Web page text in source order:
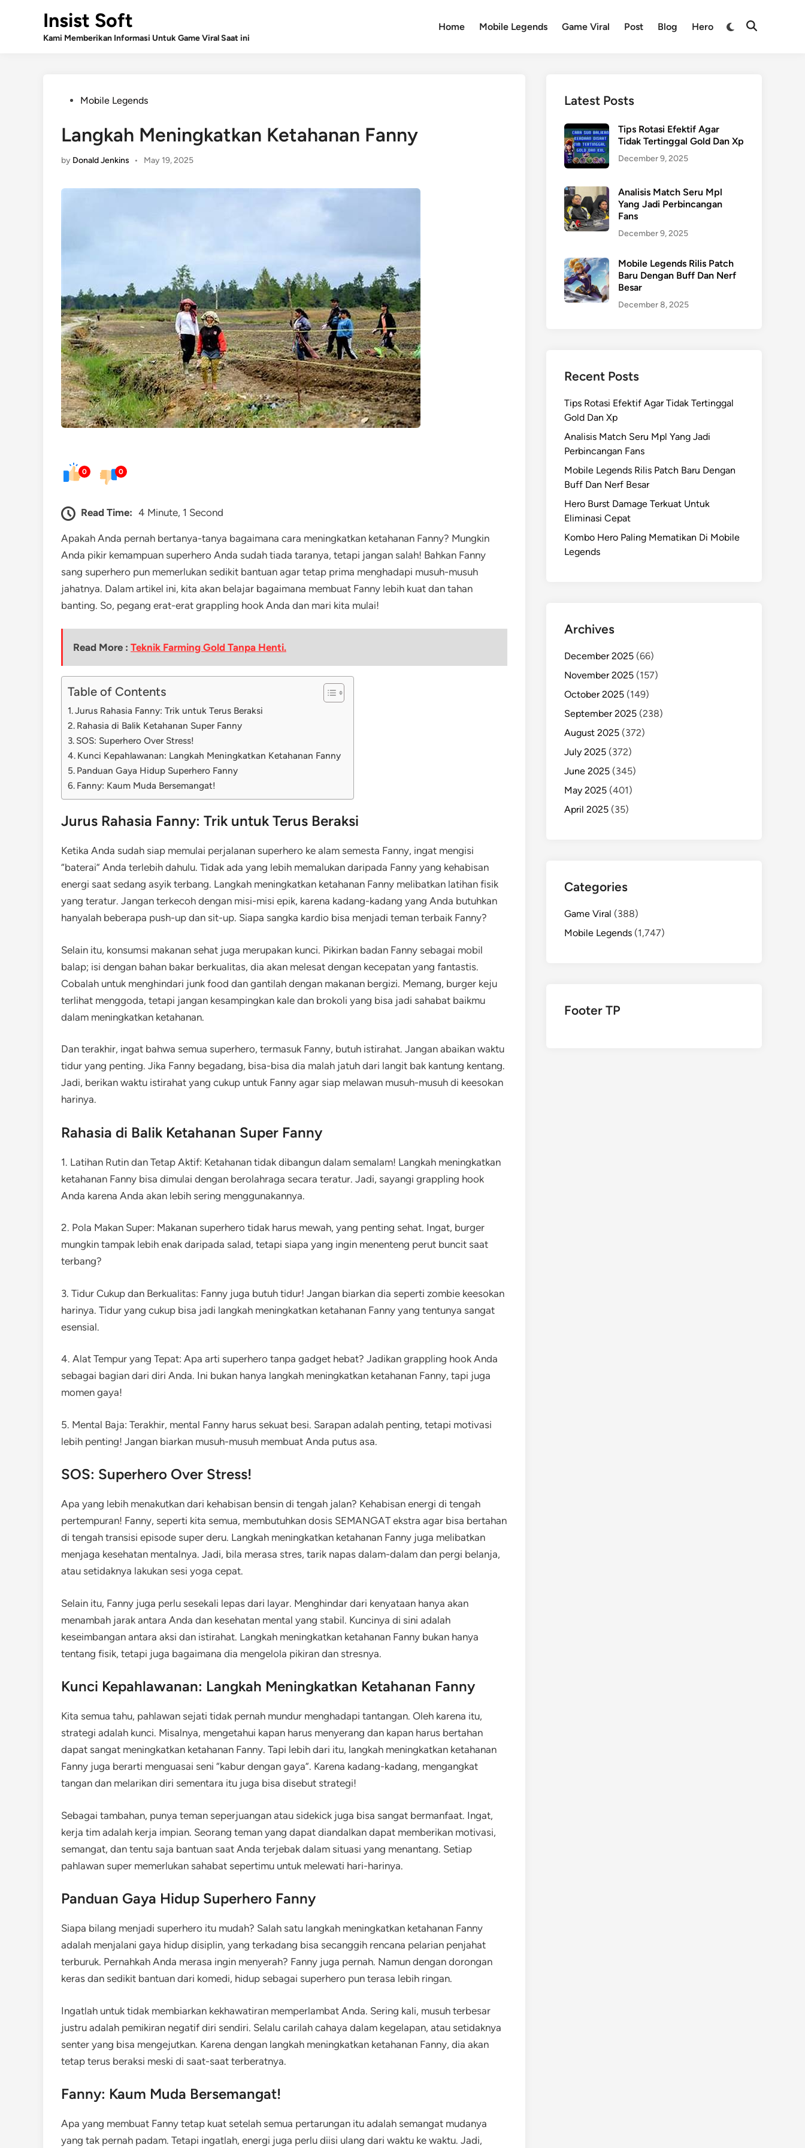
Insist Soft
Kami Memberikan Informasi Untuk Game Viral Saat ini
Home Mobile Legends Game Viral Post Blog Hero
PostedMobile Legends
Langkah Meningkatkan Ketahanan Fanny
by Donald Jenkins • May 19, 2025
0 0
Read Time: 4 Minute, 1 Second
Apakah Anda pernah bertanya-tanya bagaimana cara meningkatkan ketahanan Fanny? Mungkin
Anda pikir kemampuan superhero Anda sudah tiada taranya, tetapi jangan salah! Bahkan Fanny
sang superhero pun memerlukan sedikit bantuan agar tetap prima menghadapi musuh-musuh
jahatnya. Dalam artikel ini, kita akan belajar bagaimana membuat Fanny lebih kuat dan tahan
banting. So, pegang erat-erat grappling hook Anda dan mari kita mulai!
Read More : Teknik Farming Gold Tanpa Henti.
Table of Contents
Jurus Rahasia Fanny: Trik untuk Terus Beraksi
Rahasia di Balik Ketahanan Super Fanny
SOS: Superhero Over Stress!
Kunci Kepahlawanan: Langkah Meningkatkan Ketahanan Fanny
Panduan Gaya Hidup Superhero Fanny
Fanny: Kaum Muda Bersemangat!
Jurus Rahasia Fanny: Trik untuk Terus Beraksi
Ketika Anda sudah siap memulai perjalanan superhero ke alam semesta Fanny, ingat mengisi
“baterai” Anda terlebih dahulu. Tidak ada yang lebih memalukan daripada Fanny yang kehabisan
energi saat sedang asyik terbang. Langkah meningkatkan ketahanan Fanny melibatkan latihan fisik
yang teratur. Jangan terkecoh dengan misi-misi epik, karena kadang-kadang yang Anda butuhkan
hanyalah beberapa push-up dan sit-up. Siapa sangka kardio bisa menjadi teman terbaik Fanny?
Selain itu, konsumsi makanan sehat juga merupakan kunci. Pikirkan badan Fanny sebagai mobil
balap; isi dengan bahan bakar berkualitas, dia akan melesat dengan kecepatan yang fantastis.
Cobalah untuk menghindari junk food dan gantilah dengan makanan bergizi. Memang, burger keju
terlihat menggoda, tetapi jangan kesampingkan kale dan brokoli yang bisa jadi sahabat baikmu
dalam meningkatkan ketahanan.
Dan terakhir, ingat bahwa semua superhero, termasuk Fanny, butuh istirahat. Jangan abaikan waktu
tidur yang penting. Jika Fanny begadang, bisa-bisa dia malah jatuh dari langit bak kantung kentang.
Jadi, berikan waktu istirahat yang cukup untuk Fanny agar siap melawan musuh-musuh di keesokan
harinya.
Rahasia di Balik Ketahanan Super Fanny
1. Latihan Rutin dan Tetap Aktif: Ketahanan tidak dibangun dalam semalam! Langkah meningkatkan
ketahanan Fanny bisa dimulai dengan berolahraga secara teratur. Jadi, sayangi grappling hook
Anda karena Anda akan lebih sering menggunakannya.
2. Pola Makan Super: Makanan superhero tidak harus mewah, yang penting sehat. Ingat, burger
mungkin tampak lebih enak daripada salad, tetapi siapa yang ingin menenteng perut buncit saat
terbang?
3. Tidur Cukup dan Berkualitas: Fanny juga butuh tidur! Jangan biarkan dia seperti zombie keesokan
harinya. Tidur yang cukup bisa jadi langkah meningkatkan ketahanan Fanny yang tentunya sangat
esensial.
4. Alat Tempur yang Tepat: Apa arti superhero tanpa gadget hebat? Jadikan grappling hook Anda
sebagai bagian dari diri Anda. Ini bukan hanya langkah meningkatkan ketahanan Fanny, tapi juga
momen gaya!
5. Mental Baja: Terakhir, mental Fanny harus sekuat besi. Sarapan adalah penting, tetapi motivasi
lebih penting! Jangan biarkan musuh-musuh membuat Anda putus asa.
SOS: Superhero Over Stress!
Apa yang lebih menakutkan dari kehabisan bensin di tengah jalan? Kehabisan energi di tengah
pertempuran! Fanny, seperti kita semua, membutuhkan dosis SEMANGAT ekstra agar bisa bertahan
di tengah transisi episode super deru. Langkah meningkatkan ketahanan Fanny juga melibatkan
menjaga kesehatan mentalnya. Jadi, bila merasa stres, tarik napas dalam-dalam dan pergi belanja,
atau setidaknya lakukan sesi yoga cepat.
Selain itu, Fanny juga perlu sesekali lepas dari layar. Menghindar dari kenyataan hanya akan
menambah jarak antara Anda dan kesehatan mental yang stabil. Kuncinya di sini adalah
keseimbangan antara aksi dan istirahat. Langkah meningkatkan ketahanan Fanny bukan hanya
tentang fisik, tetapi juga bagaimana dia mengelola pikiran dan stresnya.
Kunci Kepahlawanan: Langkah Meningkatkan Ketahanan Fanny
Kita semua tahu, pahlawan sejati tidak pernah mundur menghadapi tantangan. Oleh karena itu,
strategi adalah kunci. Misalnya, mengetahui kapan harus menyerang dan kapan harus bertahan
dapat sangat meningkatkan ketahanan Fanny. Tapi lebih dari itu, langkah meningkatkan ketahanan
Fanny juga berarti menguasai seni “kabur dengan gaya”. Karena kadang-kadang, mengangkat
tangan dan melarikan diri sementara itu juga bisa disebut strategi!
Sebagai tambahan, punya teman seperjuangan atau sidekick juga bisa sangat bermanfaat. Ingat,
kerja tim adalah kerja impian. Seorang teman yang dapat diandalkan dapat memberikan motivasi,
semangat, dan tentu saja bantuan saat Anda terjebak dalam situasi yang menantang. Setiap
pahlawan super memerlukan sahabat sepertimu untuk melewati hari-harinya.
Panduan Gaya Hidup Superhero Fanny
Siapa bilang menjadi superhero itu mudah? Salah satu langkah meningkatkan ketahanan Fanny
adalah menjalani gaya hidup disiplin, yang terkadang bisa secanggih rencana pelarian penjahat
terburuk. Pernahkah Anda merasa ingin menyerah? Fanny juga pernah. Namun dengan dorongan
keras dan sedikit bantuan dari komedi, hidup sebagai superhero pun terasa lebih ringan.
Ingatlah untuk tidak membiarkan kekhawatiran memperlambat Anda. Sering kali, musuh terbesar
justru adalah pemikiran negatif diri sendiri. Selalu carilah cahaya dalam kegelapan, atau setidaknya
senter yang bisa mengejutkan. Karena dengan langkah meningkatkan ketahanan Fanny, dia akan
tetap terus beraksi meski di saat-saat terberatnya.
Fanny: Kaum Muda Bersemangat!
Apa yang membuat Fanny tetap kuat setelah semua pertarungan itu adalah semangat mudanya
yang tak pernah padam. Tetapi ingatlah, energi juga perlu diisi ulang dari waktu ke waktu. Jadi,
Latest Posts
Tips Rotasi Efektif Agar
Tidak Tertinggal Gold Dan Xp
December 9, 2025
Analisis Match Seru Mpl
Yang Jadi Perbincangan
Fans
December 9, 2025
Mobile Legends Rilis Patch
Baru Dengan Buff Dan Nerf
Besar
December 8, 2025
Recent Posts
Tips Rotasi Efektif Agar Tidak Tertinggal
Gold Dan Xp
Analisis Match Seru Mpl Yang Jadi
Perbincangan Fans
Mobile Legends Rilis Patch Baru Dengan
Buff Dan Nerf Besar
Hero Burst Damage Terkuat Untuk
Eliminasi Cepat
Kombo Hero Paling Mematikan Di Mobile
Legends
Archives
December 2025 (66)
November 2025 (157)
October 2025 (149)
September 2025 (238)
August 2025 (372)
July 2025 (372)
June 2025 (345)
May 2025 (401)
April 2025 (35)
Categories
Game Viral (388)
Mobile Legends (1,747)
Footer TP